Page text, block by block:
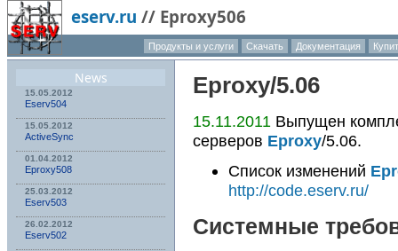
eserv.ru // Eproxy506
Продукты и услуги Скачать Документация
News
15.05.2012
Eserv504
15.05.2012
ActiveSync
01.04.2012
Eproxy508
25.03.2012
Eserv503
26.02.2012
Eserv502
Eproxy/5.06
15.11.2011 Выпущен
серверов Eproxy/5.06.
Список изменений
http://code.eserv.ru/
Системные